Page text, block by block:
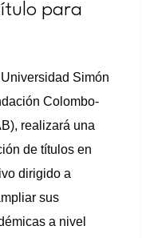
para
Simón
Colombo-
realizará una
de títulos en
dirigido a
sus
a nivel